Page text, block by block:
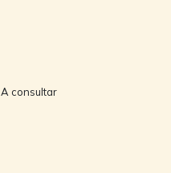
A consultar